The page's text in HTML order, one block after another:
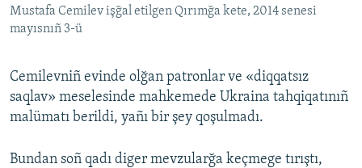
Mustafa Cemilev işğal etilgen Qırımğa kete, 2014 senesi
mayısnıñ 3-ü
Cemilevniñ evinde olğan patronlar ve «diqqatsız
saqlav» meselesinde mahkemede Ukraina tahqiqatınıñ
malümatı berildi, yañı bir şey qoşulmadı.
Bundan soñ qadı diger mevzularğa keçmege tırıştı,